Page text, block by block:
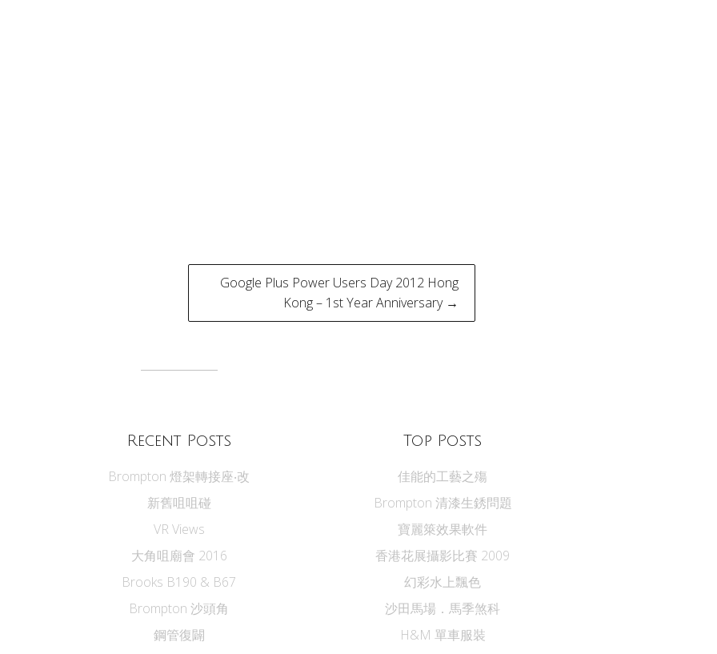
Google Plus Power Users Day 2012 Hong
Kong – 1st Year Anniversary →
Recent Posts
Brompton 燈架轉接座‧改
新舊咀咀碰
VR Views
大角咀廟會 2016
Brooks B190 & B67
Brompton 沙頭角
鋼管復闢
Top Posts
佳能的工藝之殤
Brompton 清漆生銹問題
寶麗箂效果軟件
香港花展攝影比賽 2009
幻彩水上飄色
沙田馬場．馬季煞科
H&M 單車服裝